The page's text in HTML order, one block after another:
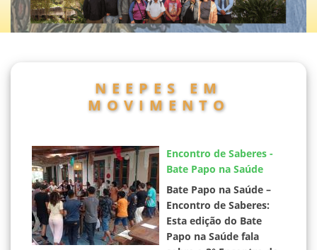
NEEPES EM
MOVIMENTO
Encontro de Saberes -
Bate Papo na Saúde
Bate Papo na Saúde –
Encontro de Saberes:
Esta edição do Bate
Papo na Saúde fala